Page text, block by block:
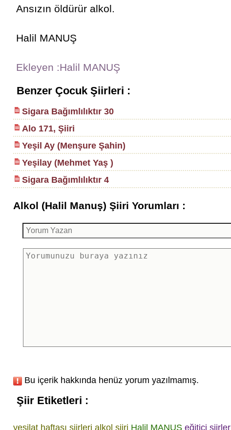
Ansızın öldürür alkol.
Halil MANUŞ
Ekleyen :Halil MANUŞ
Benzer Çocuk Şiirleri :
Sigara Bağımlılıktır 30
Alo 171, Şiiri
Yeşil Ay (Menşure Şahin)
Yeşilay (Mehmet Yaş )
Sigara Bağımlılıktır 4
Alkol (Halil Manuş) Şiiri Yorumları :
Bu içerik hakkında henüz yorum yazılmamış.
Şiir Etiketleri :
yeşilat haftası şiirleri alkol şiiri Halil MANUŞ eğitici şiirler